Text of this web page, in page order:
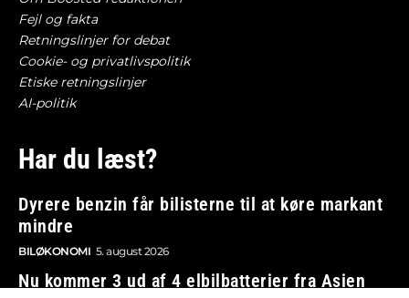
Fejl og fakta
Retningslinjer for debat
Cookie- og privatlivspolitik
Etiske retningslinjer
AI-politik
Har du læst?
Dyrere benzin får bilisterne til at køre markant
mindre
BILØKONOMI 5. august 2026
Nu kommer 3 ud af 4 elbilbatterier fra Asien